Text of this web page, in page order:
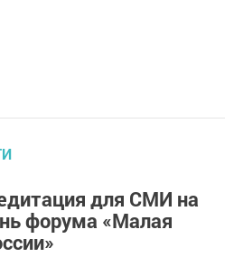
для СМИ на
форума «Малая